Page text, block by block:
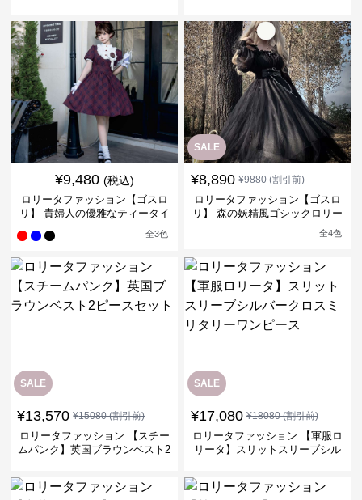
¥9,480 (税込)
ロリータファッション【ゴスロ
リ】 貴婦人の優雅なティータイ
全3色
SALE
¥8,890 ¥9880(割引前)
ロリータファッション【ゴスロ
リ】 森の妖精風ゴシックロリー
全4色
SALE
¥13,570 ¥15080(割引前)
ロリータファッション 【スチー
ムパンク】英国ブラウンベスト2
SALE
¥17,080 ¥18080(割引前)
ロリータファッション 【軍服ロ
リータ】スリットスリーブシル